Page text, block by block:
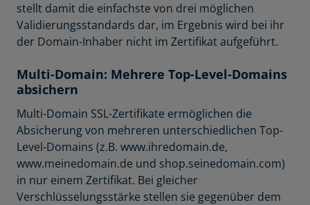
stellt damit die einfachste von drei möglichen
Validierungsstandards dar, im Ergebnis wird bei ihr
der Domain-Inhaber nicht im Zertifikat aufgeführt.
Multi-Domain: Mehrere Top-Level-Domains
absichern
Multi-Domain SSL-Zertifikate ermöglichen die
Absicherung von mehreren unterschiedlichen Top-
Level-Domains (z.B. www.ihredomain.de,
www.meinedomain.de und shop.seinedomain.com)
in nur einem Zertifikat. Bei gleicher
Verschlüsselungsstärke stellen sie gegenüber dem